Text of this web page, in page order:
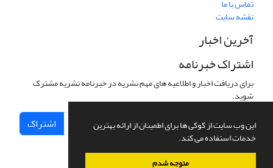
این وب سایت از کوکی ها برای اطمینان از ارائه بهترین
خدمات استفاده می کند.
متوجه شدم
تماس با ما
نقشه سایت
آخرین اخبار
اشتراک خبرنامه
برای دریافت اخبار و اطلاعیه های مهم نشریه در خبرنامه نشریه مشترک
شوید.
اشتراک